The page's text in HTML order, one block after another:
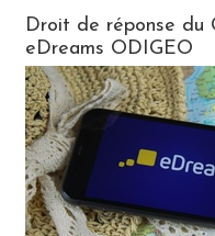
Droit de réponse du
eDreams ODIGEO